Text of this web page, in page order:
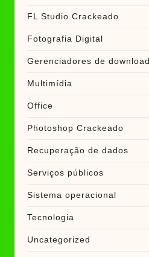
FL Studio Crackeado
Fotografia Digital
Gerenciadores de download
Multimídia
Office
Photoshop Crackeado
Recuperação de dados
Serviços públicos
Sistema operacional
Tecnologia
Uncategorized